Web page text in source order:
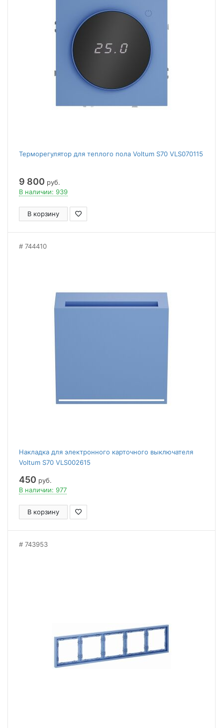
Терморегулятор для теплого пола Voltum S70 VLS070115
9 800 руб.
В наличии: 939
В корзину
744410
Накладка для электронного карточного выключателя
Voltum S70 VLS002615
450 руб.
В наличии: 977
В корзину
743953